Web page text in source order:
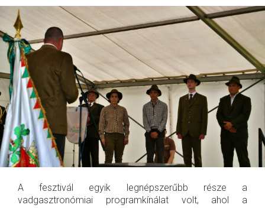
A fesztivál egyik legnépszerűbb része a
vadgasztronómiai programkínálat volt, ahol a